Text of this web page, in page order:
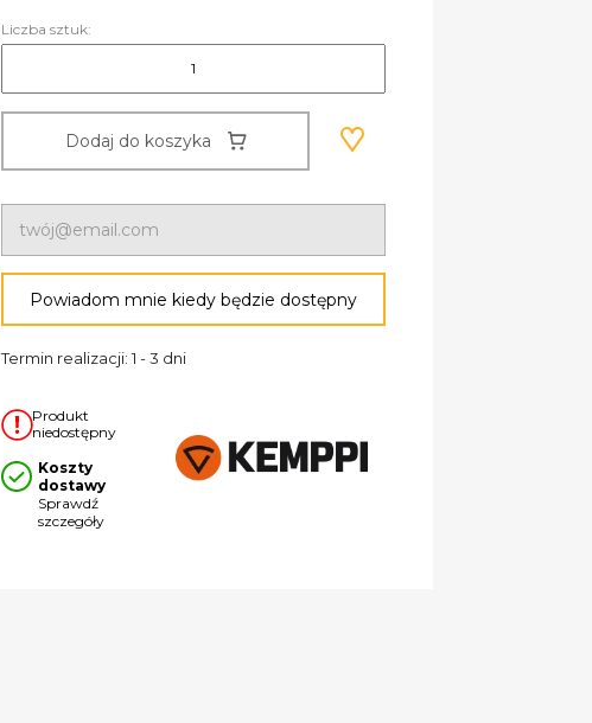
Liczba sztuk:
Dodaj do koszyka
Powiadom mnie kiedy będzie dostępny
Termin realizacji: 1 - 3 dni
Produkt
niedostępny
Koszty
dostawy
Sprawdź
szczegóły